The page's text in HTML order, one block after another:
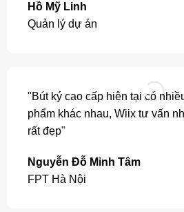
Hồ Mỹ Linh
Quản lý dự án
"Bút ký cao cấp hiện tại có
phẩm khác nhau, Wiix tư vấn
rất đẹp"
Nguyễn Đỗ Minh Tâm
FPT Hà Nội